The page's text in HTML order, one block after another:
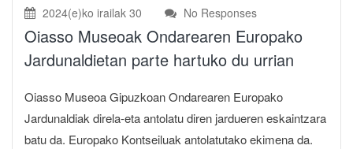
2024(e)ko irailak 30 No Responses
Oiasso Museoak Ondarearen Europako
Jardunaldietan parte hartuko du urrian
Oiasso Museoa Gipuzkoan Ondarearen Europako
Jardunaldiak direla-eta antolatu diren jardueren eskaintzara
batu da. Europako Kontseiluak antolatutako ekimena da.